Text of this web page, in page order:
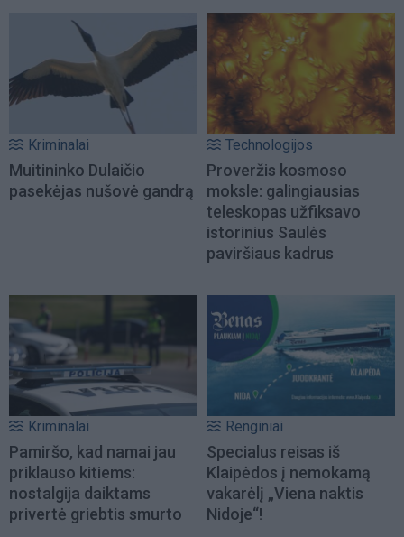
Kriminalai
Muitininko Dulaičio
pasekėjas nušovė gandrą
Technologijos
Proveržis kosmoso
moksle: galingiausias
teleskopas užfiksavo
istorinius Saulės
paviršiaus kadrus
Kriminalai
Pamiršo, kad namai jau
priklauso kitiems:
nostalgija daiktams
privertė griebtis smurto
Renginiai
Specialus reisas iš
Klaipėdos į nemokamą
vakarėlį „Viena naktis
Nidoje“!